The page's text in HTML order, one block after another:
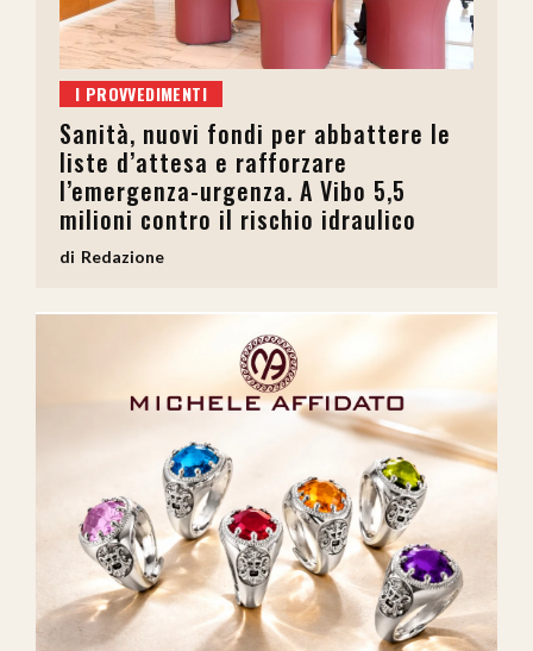
I PROVVEDIMENTI
Sanità, nuovi fondi per abbattere le
liste d’attesa e rafforzare
l’emergenza-urgenza. A Vibo 5,5
milioni contro il rischio idraulico
Redazione